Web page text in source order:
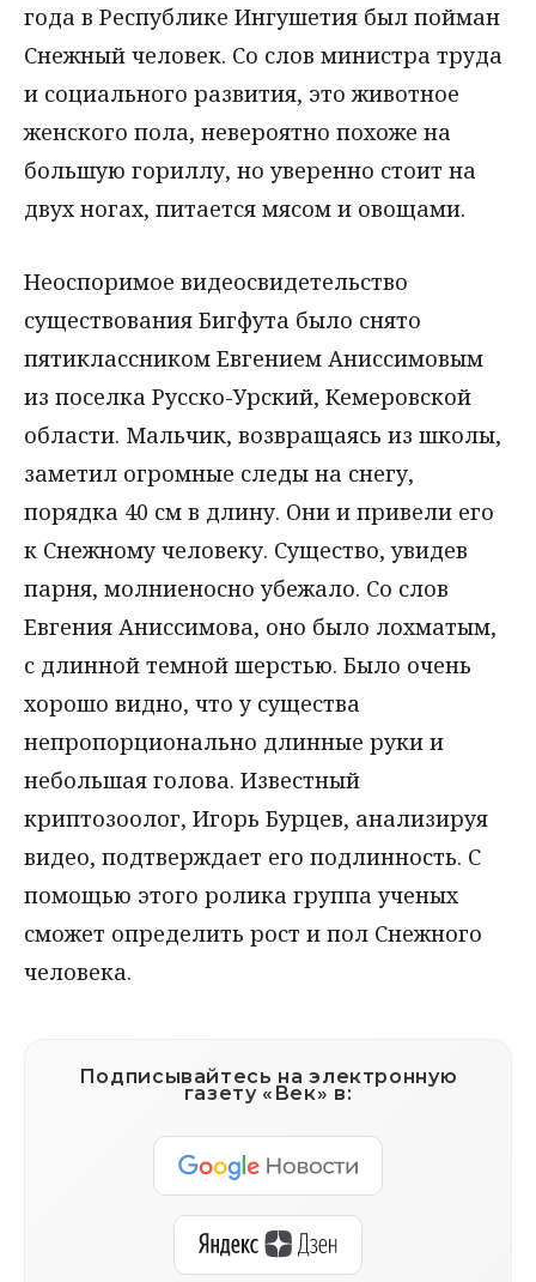
года в Республике Ингушетия был пойман
Снежный человек. Со слов министра труда
и социального развития, это животное
женского пола, невероятно похоже на
большую гориллу, но уверенно стоит на
двух ногах, питается мясом и овощами.
Неоспоримое видеосвидетельство
существования Бигфута было снято
пятиклассником Евгением Аниссимовым
из поселка Русско-Урский, Кемеровской
области. Мальчик, возвращаясь из школы,
заметил огромные следы на снегу,
порядка 40 см в длину. Они и привели его
к Снежному человеку. Существо, увидев
парня, молниеносно убежало. Со слов
Евгения Аниссимова, оно было лохматым,
с длинной темной шерстью. Было очень
хорошо видно, что у существа
непропорционально длинные руки и
небольшая голова. Известный
криптозоолог, Игорь Бурцев, анализируя
видео, подтверждает его подлинность. С
помощью этого ролика группа ученых
сможет определить рост и пол Снежного
человека.
Подписывайтесь на электронную
газету «Век» в: